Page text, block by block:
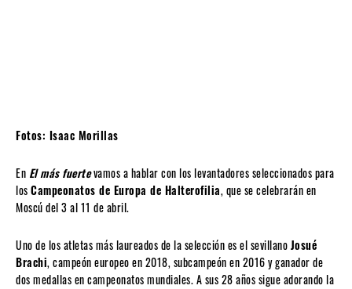
Fotos: Isaac Morillas
En El más fuertevamos a hablar con los levantadores seleccionados para
losCampeonatos de Europa de Halterofilia, que se celebrarán en
Moscú del 3 al 11 de abril.
Uno de los atletas más laureados de la selección es el sevillanoJosué
Brachi, campeón europeo en 2018, subcampeón en 2016 y ganador de
dos medallas en campeonatos mundiales. A sus 28 años sigue adorando la